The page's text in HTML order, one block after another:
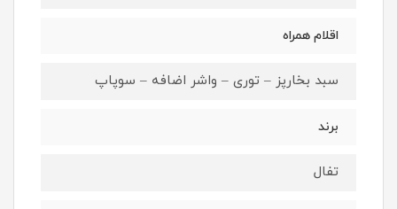
اقلام همراه
سبد بخارپز – توری – واشر اضافه – سوپاپ
برند
تفال